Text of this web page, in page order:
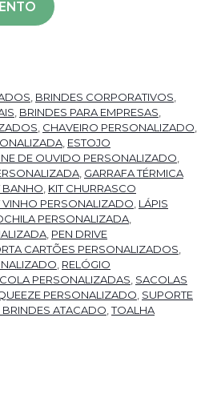
, BRINDES CORPORATIVOS,
, BRINDES PARA EMPRESAS,
, CHAVEIRO PERSONALIZADO,
, ESTOJO
DE OUVIDO PERSONALIZADO,
, GARRAFA TÉRMICA
BANHO, KIT CHURRASCO
VINHO PERSONALIZADO, LÁPIS
PERSONALIZADA,
, PEN DRIVE
CARTÕES PERSONALIZADOS,
, RELÓGIO
PERSONALIZADAS, SACOLAS
PERSONALIZADO, SUPORTE
BRINDES ATACADO,TOALHA